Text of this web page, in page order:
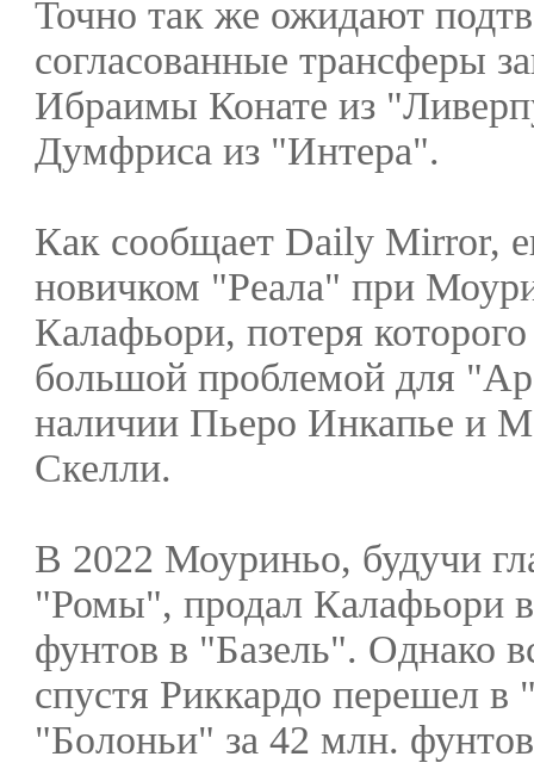
Точно так же ожидают
согласованные трансферы
Ибраимы Конате из
Думфриса из "Интера".
Как сообщает Daily Mirror,
новичком "Реала" при
Калафьори, потеря
большой проблемой для
наличии Пьеро Инкапье и
Скелли.
В 2022 Моуриньо, будучи
"Ромы", продал Калафьори
фунтов в "Базель". Однако
спустя Риккардо перешел в
"Болоньи" за 42 млн.